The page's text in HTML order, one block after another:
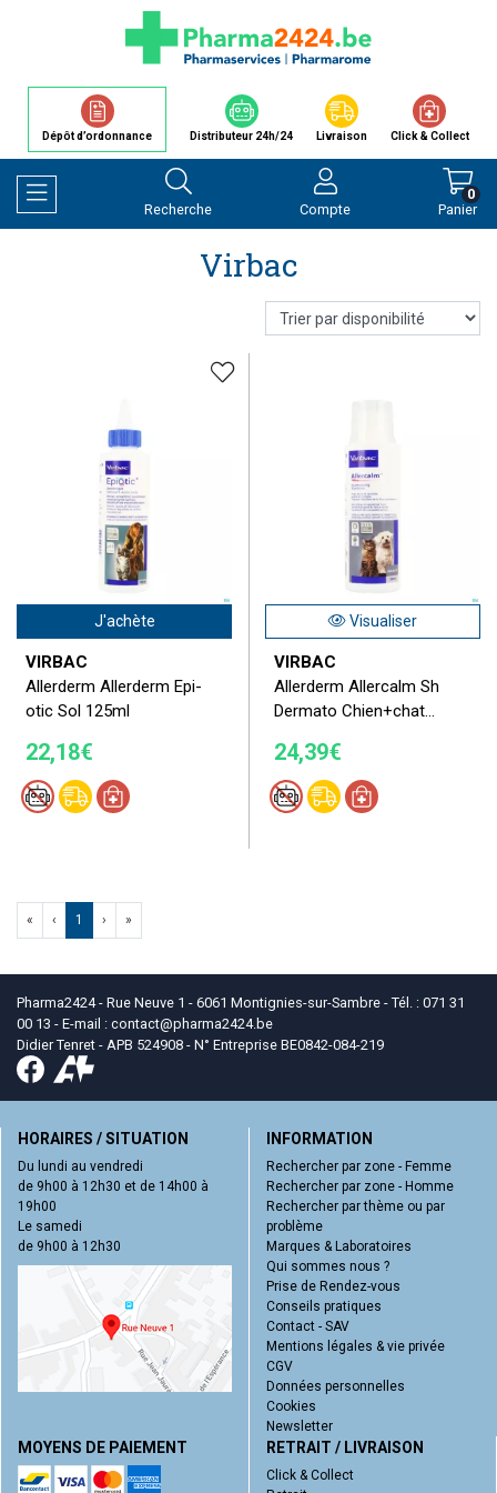
Dépôt d’ordonnance Distributeur 24h/24 Livraison Click & Collect
Afficher la navigation
Recherche Compte Panier
0
Virbac
J'achète
VIRBAC
Allerderm Allerderm Epi-
otic Sol 125ml
22,18€
Visualiser
VIRBAC
Allerderm Allercalm Sh
Dermato Chien+chat...
24,39€
« ‹ 1 › »
Pharma2424 - Rue Neuve 1 - 6061 Montignies-sur-Sambre - Tél. : 071 31
00 13 - E-mail : contact@pharma2424.be
Didier Tenret - APB 524908 - N° Entreprise BE0842-084-219
HORAIRES / SITUATION
Du lundi au vendredi
de 9h00 à 12h30 et de 14h00 à
19h00
Le samedi
de 9h00 à 12h30
INFORMATION
Rechercher par zone - Femme
Rechercher par zone - Homme
Rechercher par thème ou par
problème
Marques & Laboratoires
Qui sommes nous ?
Prise de Rendez-vous
Conseils pratiques
Contact - SAV
Mentions légales & vie privée
CGV
Données personnelles
Cookies
Newsletter
MOYENS DE PAIEMENT RETRAIT / LIVRAISON
Click & Collect